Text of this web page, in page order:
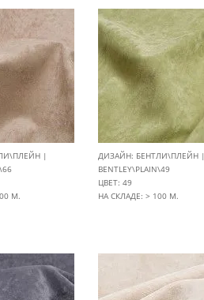
|
М.
ДИЗАЙН: БЕНТЛИ\ПЛЕЙН |
BENTLEY\PLAIN\49
ЦВЕТ: 49
НА СКЛАДЕ: > 100 М.